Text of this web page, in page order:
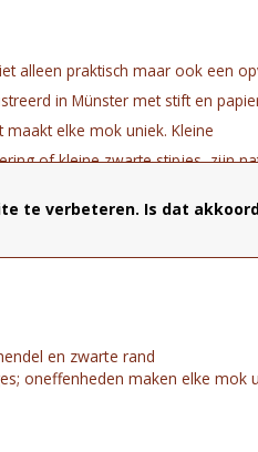
alleen praktisch maar ook een
in Münster met stift en
elke mok uniek. Kleine
of kleine zwarte stipjes, zijn
de charme van deze authentieke
en zwarte rand
oneffenheden maken elke mok
te verbeteren. Is dat